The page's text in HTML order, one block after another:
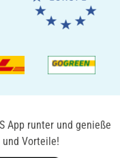
App runter und genieße
Vorteile!